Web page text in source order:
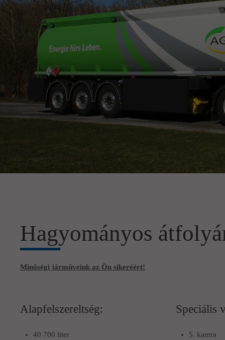
Hagyományos
Minőségi járműveink az Ön sikeréért!
Alapfelszereltség:
40 700 liter
Speciális
5. kamra